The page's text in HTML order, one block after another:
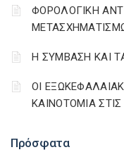
Πρόσφατα
ΦΟΡΟΛΟΓΙΚΗ
Η ΣΥΜΒΑΣΗ ΚΑΙ
ΟΙ
ΚΑΙΝΟΤΟΜΙΑ ΣΤΙΣ